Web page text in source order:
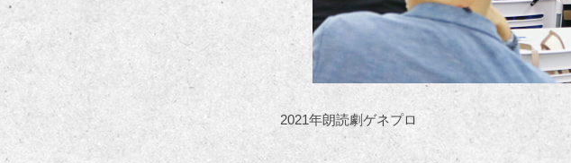
2021年朗読劇ゲネプロ